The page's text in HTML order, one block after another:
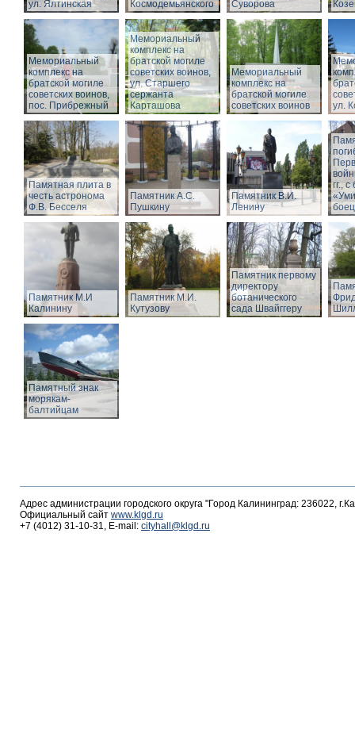
ул. Ялтинская
Космодемьянского
Суворова
Мемориальный
комплекс на
братской могиле
советских воинов,
пос. Прибрежный
Мемориальный
комплекс на
братской могиле
советских воинов,
ул. Старшего
сержанта
Карташова
Мемориальный
комплекс на
братской могиле
советских воинов
ул.
Памятная плита в
честь астронома
Ф.В. Бесселя
Памятник А.С.
Пушкину
Памятник В.И.
Ленину
гг.,
Памятник М.И
Калинину
Памятник М.И.
Кутузову
Памятник первому
директору
ботанического
сада Швайггеру
Памятный знак
морякам-
балтийцам
Адрес администрации городского округа "Город Калининград: 236022,
Официальный сайт www.klgd.ru
+7 (4012) 31-10-31, E-mail: cityhall@klgd.ru